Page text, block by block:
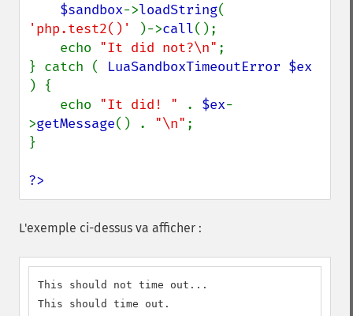
$sandbox->loadString
'php.test2()'
)->call();
    echo
"It did not?\n" ;
} catch (
) {
    echo
"It did! " . $ex-
>getMessage() . "\n" ;
}
?>
L'exemple ci-dessus va afficher :
This should not time out...
This should time out.